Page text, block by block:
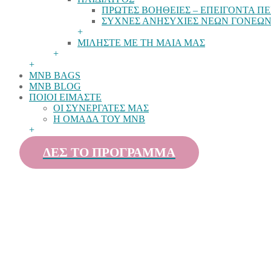
ΠΡΩΤΕΣ ΒΟΗΘΕΙΕΣ – ΕΠΕΙΓΟΝΤΑ
ΣΥΧΝΕΣ ΑΝΗΣΥΧΙΕΣ ΝΕΩΝ ΓΟΝΕΩΝ
+
ΜΙΛΗΣΤΕ ΜΕ ΤΗ ΜΑΙΑ ΜΑΣ
+
+
MNB BAGS
MNB BLOG
ΠΟΙΟΙ ΕΙΜΑΣΤΕ
ΟΙ ΣΥΝΕΡΓΑΤΕΣ ΜΑΣ
Η ΟΜΑΔΑ ΤΟΥ MNB
+
ΔΕΣ ΤΟ ΠΡΟΓΡΑΜΜΑ